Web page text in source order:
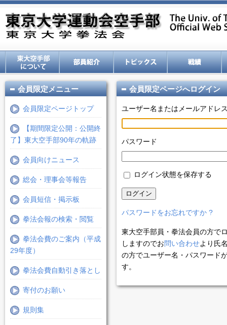
会員限定メニュー
会員限定ページトップ
【期間限定公開：公開終
了】東大空手部90年の軌跡
会員向けニュース
総会・理事会等報告
会員短信・掲示板
拳法会報の検索・閲覧
拳法会費のご案内（平成
29年度）
拳法会費自動引き落とし
寄付のお願い
規則集
会員限定ページへログイン
ユーザー名またはメールアドレ
パスワード
ログイン状態を保存する
ログイン
パスワードをお忘れですか ?
東大空手部員・拳法会員の方で
しますのでお問い合わせより氏
の方でユーザー名・パスワード
す。